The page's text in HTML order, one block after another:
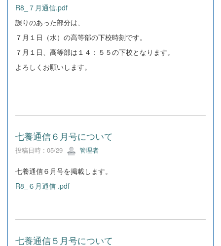
R8_７月通信.pdf
誤りのあった部分は、
７月１日（水）の高等部の下校時刻です。
７月１日、高等部は１４：５５の下校となります。
よろしくお願いします。
七養通信６月号について
投稿日時 : 05/29 管理者
七養通信６月号を掲載します。
R8_６月通信 .pdf
七養通信５月号について